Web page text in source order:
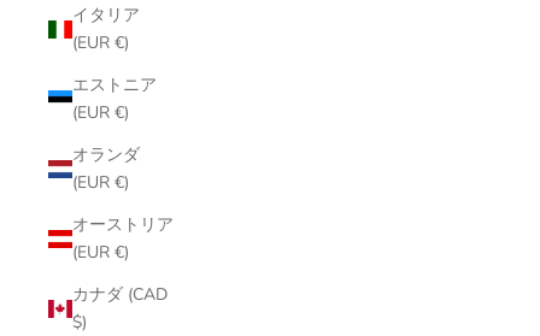
イタリア
(EUR €)
エストニア
(EUR €)
オランダ
(EUR €)
オーストリア
(EUR €)
カナダ (CAD
$)